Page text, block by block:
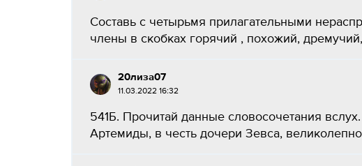
Составь с четырьмя прилагательными
члены в скобках горячий , похожий,
20лиза07
11.03.2022 16:32
541Б. Прочитай данные словосочетания
Артемиды, в честь дочери Зевса,